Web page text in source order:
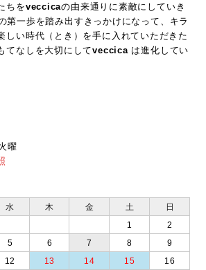
ちをveccicaの由来通りに素敵にしていき
第一歩を踏み出すきっかけになって、キラ
しい時代（とき）を手に入れていただきた
てなしを大切にしてveccica は進化してい
曜
水 木 金 土
日
1
2
5 6 7 8
9
12 13 14 15
16